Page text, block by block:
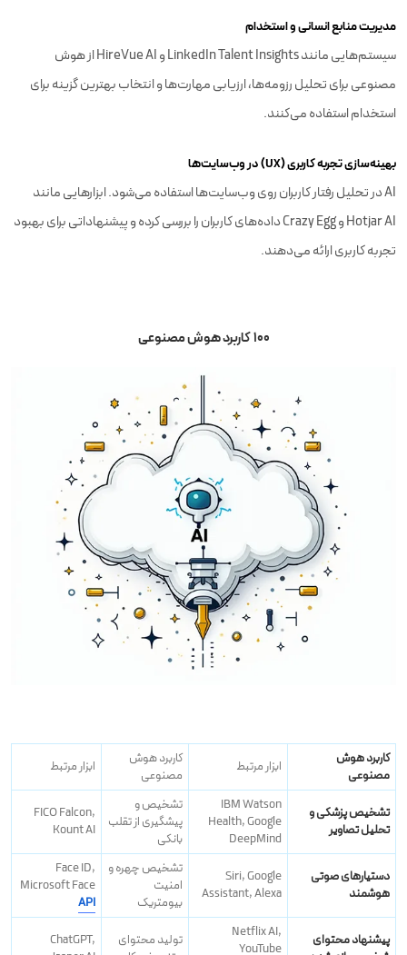
مدیریت منابع انسانی و استخدام
سیستم‌هایی مانند LinkedIn Talent Insights و HireVue AI از هوش
مصنوعی برای تحلیل رزومه‌ها، ارزیابی مهارت‌ها و انتخاب بهترین گزینه برای
استخدام استفاده می‌کنند.
بهینه‌سازی تجربه کاربری (UX) در وب‌سایت‌ها
AI در تحلیل رفتار کاربران روی وب‌سایت‌ها استفاده می‌شود. ابزارهایی مانند
Hotjar AI و Crazy Egg داده‌های کاربران را بررسی کرده و پیشنهاداتی برای بهبود
تجربه کاربری ارائه می‌دهند.
100 کاربرد هوش مصنوعی
کاربرد هوش
مصنوعی
ابزار مرتبط
کاربرد هوش
مصنوعی
ابزار مرتبط
تشخیص پزشکی و
تحلیل تصاویر
IBM Watson
Health, Google
DeepMind
تشخیص و
پیشگیری از تقلب
بانکی
FICO Falcon,
Kount AI
دستیارهای صوتی
هوشمند
Siri, Google
Assistant, Alexa
تشخیص چهره و
امنیت
بیومتریک
Face ID,
Microsoft Face
API
پیشنهاد محتوای
Netflix AI,
YouTube
تولید محتوای
ChatGPT,